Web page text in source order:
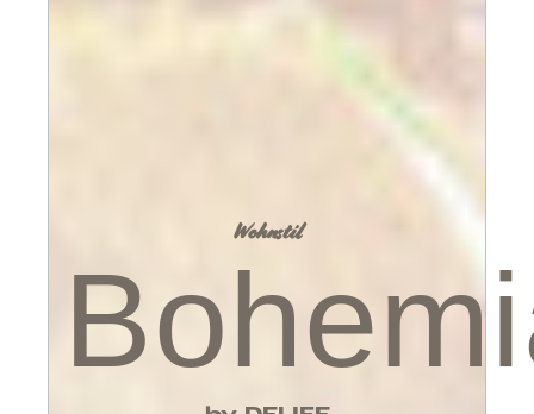
Wohnstil